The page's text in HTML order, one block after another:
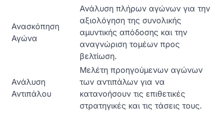
Ανασκόπηση
Αγώνα
Ανάλυση πλήρων αγώνων για την
αξιολόγηση της συνολικής
αμυντικής απόδοσης και την
αναγνώριση τομέων προς
βελτίωση.
Ανάλυση
Αντιπάλου
Μελέτη προηγούμενων αγώνων
των αντιπάλων για να
κατανοήσουν τις επιθετικές
στρατηγικές και τις τάσεις τους.